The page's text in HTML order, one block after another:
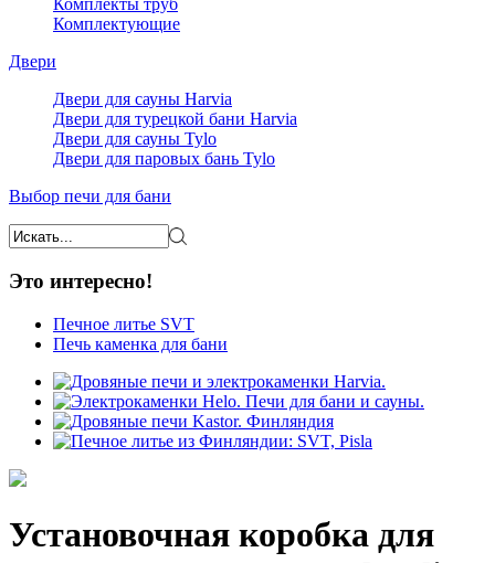
Комплекты труб
Комплектующие
Двери
Двери для сауны Harvia
Двери для турецкой бани Harvia
Двери для сауны Tylo
Двери для паровых бань Tylo
Выбор печи для бани
Это интересно!
Печное литье SVT
Печь каменка для бани
Установочная коробка для